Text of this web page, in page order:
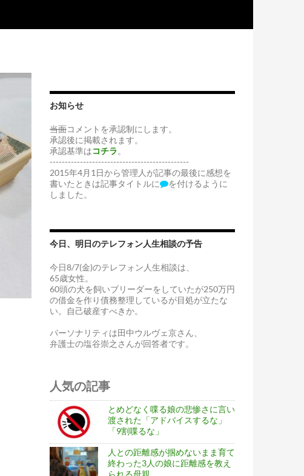
お知らせ
当面コメントを承認制にします。
承認後に掲載されます。
承認基準はコチラ 。
----------------------------------------------
2015年4月1日から管理人が記事の最後に感想を
書いたときは記事タイトルに
を付けるように
しました。
今日、明日のテレフォン人生相談の予告
今日8/7(金)のテレフォン人生相談は、
65歳女性。
60頭の犬を飼いブリーダーをしていたが250万円
の借金を作り債務整理しているが目処が立たな
い。自己破産すべきか。
パーソナリティは田中ウルヴェ京さん、
弁護士の塩谷崇之さんが回答者です。
人気の記事
とめどなく喋る娘の悲惨さに言い
渡された「アドバイスするな」
「9割喋るな」
人との距離感が掴めないまま育て
終わった3人の娘に距離感を教え
られる母親